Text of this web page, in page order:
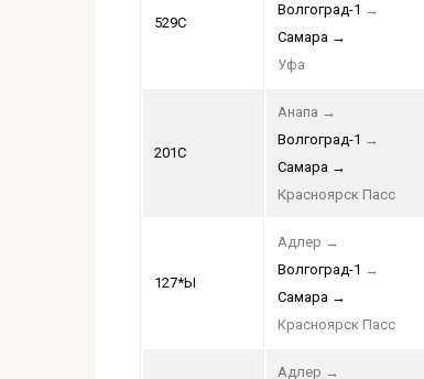
529С
Волгоград-1 →
Самара →
Уфа
201С
Анапа →
Волгоград-1 →
Самара →
Красноярск Пасс
127*Ы
Адлер →
Волгоград-1 →
Самара →
Красноярск Пасс
Адлер →